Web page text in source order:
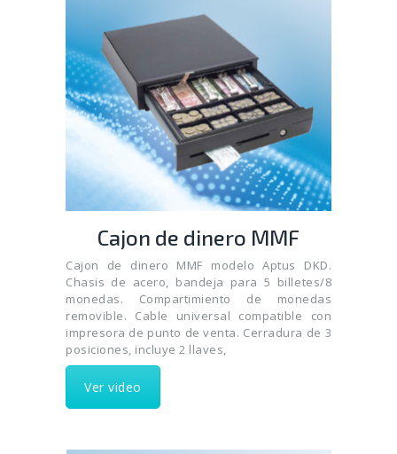
Cajon de dinero MMF
Cajon de dinero MMF modelo Aptus DKD.
Chasis de acero, bandeja para 5 billetes/8
monedas. Compartimiento de monedas
removible. Cable universal compatible con
impresora de punto de venta. Cerradura de 3
posiciones, incluye 2 llaves,
Ver video